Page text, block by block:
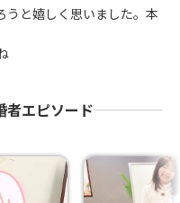
うと嬉しく思いました。本
者エピソード